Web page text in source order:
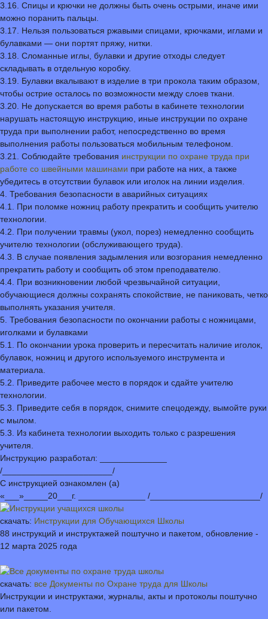
3.16. Спицы и крючки не должны быть очень острыми, иначе ими
можно поранить пальцы.
3.17. Нельзя пользоваться ржавыми спицами, крючками, иглами и
булавками — они портят пряжу, нитки.
3.18. Сломанные иглы, булавки и другие отходы следует
складывать в отдельную коробку.
3.19. Булавки вкалывают в изделие в три прокола таким образом,
чтобы острие осталось по возможности между слоев ткани.
3.20. Не допускается во время работы в кабинете технологии
нарушать настоящую инструкцию, иные инструкции по охране
труда при выполнении работ, непосредственно во время
выполнения работы пользоваться мобильным телефоном.
3.21. Соблюдайте требования инструкции по охране труда при
работе со швейными машинами при работе на них, а также
убедитесь в отсутствии булавок или иголок на линии изделия.
4. Требования безопасности в аварийных ситуациях
4.1. При поломке ножниц работу прекратить и сообщить учителю
технологии.
4.2. При получении травмы (укол, порез) немедленно сообщить
учителю технологии (обслуживающего труда).
4.3. В случае появления задымления или возгорания немедленно
прекратить работу и сообщить об этом преподавателю.
4.4. При возникновении любой чрезвычайной ситуации,
обучающиеся должны сохранять спокойствие, не паниковать, четко
выполнять указания учителя.
5. Требования безопасности по окончании работы с ножницами,
иголками и булавками
5.1. По окончании урока проверить и пересчитать наличие иголок,
булавок, ножниц и другого используемого инструмента и
материала.
5.2. Приведите рабочее место в порядок и сдайте учителю
технологии.
5.3. Приведите себя в порядок, снимите спецодежду, вымойте руки
с мылом.
5.3. Из кабинета технологии выходить только с разрешения
учителя.
Инструкцию разработал: ______________
/_______________________/
С инструкцией ознакомлен (а)
«___»_____20___г. ______________ /_______________________/
скачать: Инструкции для Обучающихся Школы
88 инструкций и инструктажей поштучно и пакетом, обновление -
12 марта 2025 года
скачать: все Документы по Охране труда для Школы
Инструкции и инструктажи, журналы, акты и протоколы поштучно
или пакетом.